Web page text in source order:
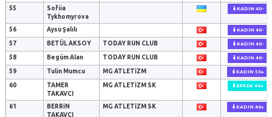
55
Sofiia
Tykhomyrova
KADIN 40-
56 Aysu Şalılı KADIN 40-
57 BETÜL AKSOY TODAY RUN CLUB KADIN 40-
58 Begüm Alan TODAY RUN CLUB KADIN 40-
59 Tulin Mumcu MG ATLETIZM KADIN 50+
60
TAMER
TAKAVCI
MG ATLETİZM SK ERKEK 40+
61
BERRİN
TAKAVCI
MG ATLETİZM SK KADIN 40+